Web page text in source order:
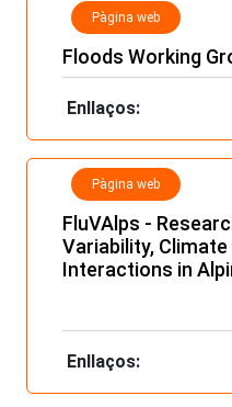
Pàgina web
Floods Working
Enllaços:
Pàgina web
FluVAlps -
Variability, Climate
Interactions in
Enllaços: